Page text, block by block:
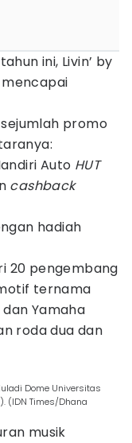
ini, Livin’ by
promo
Auto HUT
cashback
hadiah
20 pengembang
ternama
Yamaha
roda dua dan
Dome Universitas
(IDN Times/Dhana
musik